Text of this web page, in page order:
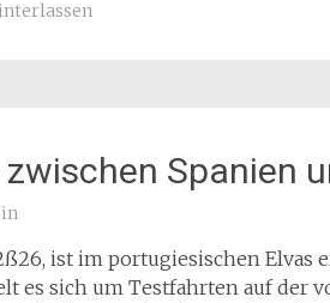
Spanien
ist im portugiesischen Elvas
es sich um Testfahrten auf der